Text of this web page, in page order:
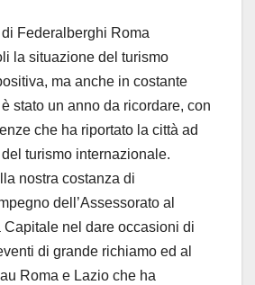
Federalberghi Roma
la situazione del turismo
ma anche in costante
stato un anno da ricordare, con
che ha riportato la città ad
turismo internazionale.
nostra costanza di
dell’Assessorato al
Capitale nel dare occasioni di
di grande richiamo ed al
Roma e Lazio che ha